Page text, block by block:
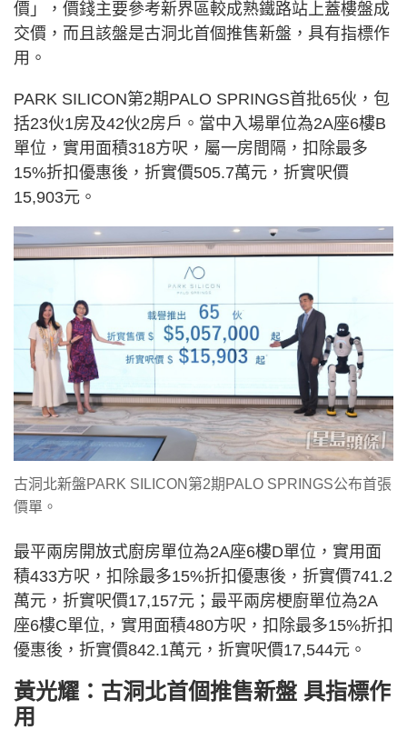
價」，價錢主要參考新界區較成熟鐵路站上蓋樓盤成
交價，而且該盤是古洞北首個推售新盤，具有指標作
用。
PARK SILICON第2期PALO SPRINGS首批65伙，包
括23伙1房及42伙2房戶。當中入場單位為2A座6樓B
單位，實用面積318方呎，屬一房間隔，扣除最多
15%折扣優惠後，折實價505.7萬元，折實呎價
15,903元。
古洞北新盤PARK SILICON第2期PALO SPRINGS公布首張
價單。
最平兩房開放式廚房單位為2A座6樓D單位，實用面
積433方呎，扣除最多15%折扣優惠後，折實價741.2
萬元，折實呎價17,157元；最平兩房梗廚單位為2A
座6樓C單位,，實用面積480方呎，扣除最多15%折扣
優惠後，折實價842.1萬元，折實呎價17,544元。
黃光耀：古洞北首個推售新盤 具指標作
用